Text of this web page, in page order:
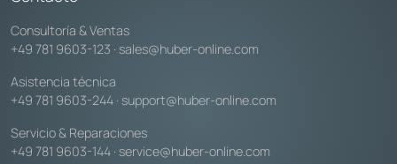
Consultoría & Ventas
+49 781 9603-123 · sales@huber-online.com
Asistencia técnica
+49 781 9603-244 · support@huber-online.com
Servicio & Reparaciones
+49 781 9603-144 · service@huber-online.com